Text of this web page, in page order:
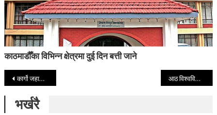
काठमाडौँका विभिन्न क्षेत्रमा दुई दिन बत्ती जाने
Post navigation
कार्गो जहाजमा ड्रोन हमलापछि अमेरिकाद्वारा इरानमाथि प्रत्याक्रमण आठ विश्वविद्यालयका उपकुलपति छनोटका लागि अन्तर्वार्ता र प्रस्तुतीकरण सुरु
भर्खरै